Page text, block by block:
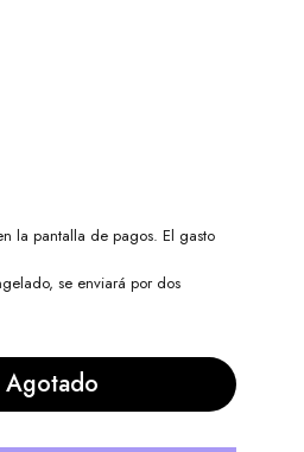
la pantalla de pagos. El gasto
se enviará por dos
Agotado